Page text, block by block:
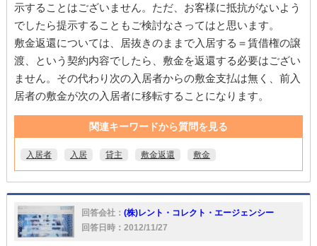
示することはございません。ただ、お客様に抵抗がないよう
でしたら提示することもご検討なさってはと思います。
敷金返還については、居抜きのままで入居する＝賃借権の譲
渡、という契約内容でしたら、敷金を返還する必要はござい
ません。その代わり次の入居者からの敷金支払は無く、前入
居者の敷金が次の入居者に移転することになります。
関連キーワードから質問を見る
入居者 入居 貸主 敷金返還 敷金
回答会社： (株)レント・コレクト・エージェンシー
回答日時：2012/11/27